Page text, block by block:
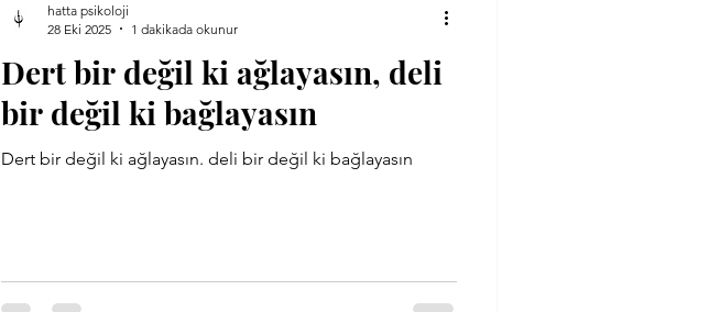
Dert bir değil ki ağlayasın, deli
bir değil ki bağlayasın
Dert bir değil ki ağlayasın. deli bir değil ki bağlayasın
hatta psikoloji
28 Eki 2025
1 dakikada okunur